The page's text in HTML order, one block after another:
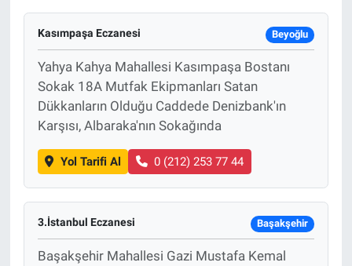
Kasımpaşa Eczanesi Beyoğlu
Yahya Kahya Mahallesi Kasımpaşa Bostanı
Sokak 18A Mutfak Ekipmanları Satan
Dükkanların Olduğu Caddede Denizbank'ın
Karşısı, Albaraka'nın Sokağında
Yol Tarifi Al 0 (212) 253 77 44
3.İstanbul Eczanesi Başakşehir
Başakşehir Mahallesi Gazi Mustafa Kemal